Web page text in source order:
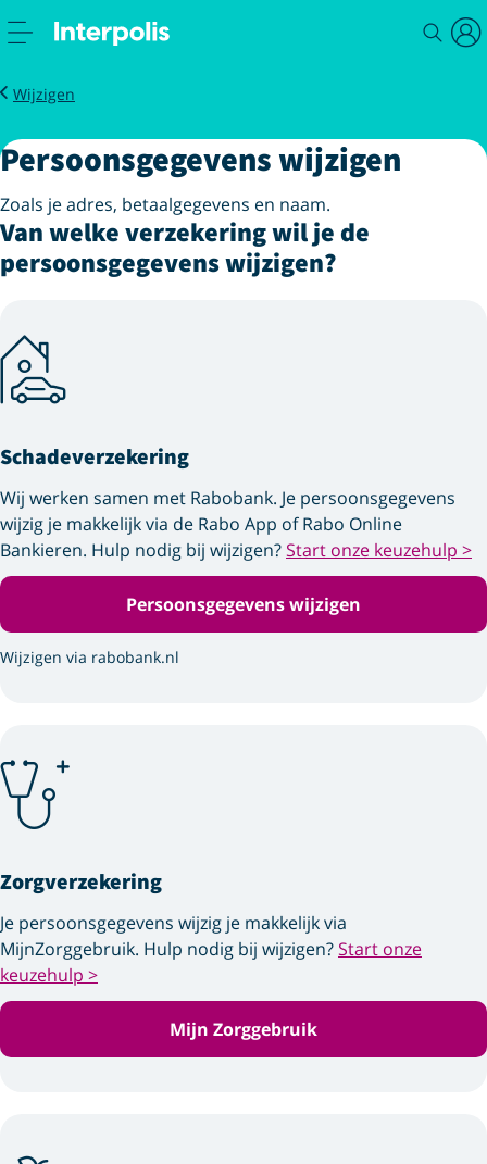
Service
Wijzigen
Persoonsgegevens wijzigen
Persoonsgegevens wijzigen
Zoals je adres, betaalgegevens en naam.
Van welke verzekering wil je de
persoonsgegevens wijzigen?
Schadeverzekering
Wij werken samen met Rabobank. Je persoonsgegevens
wijzig je makkelijk via de Rabo App of Rabo Online
Bankieren. Hulp nodig bij wijzigen?Start onze keuzehulp >
Persoonsgegevens wijzigen
Wijzigen via rabobank.nl
Zorgverzekering
Je persoonsgegevens wijzig je makkelijk via
MijnZorggebruik. Hulp nodig bij wijzigen?Start onze
keuzehulp >
Mijn Zorggebruik